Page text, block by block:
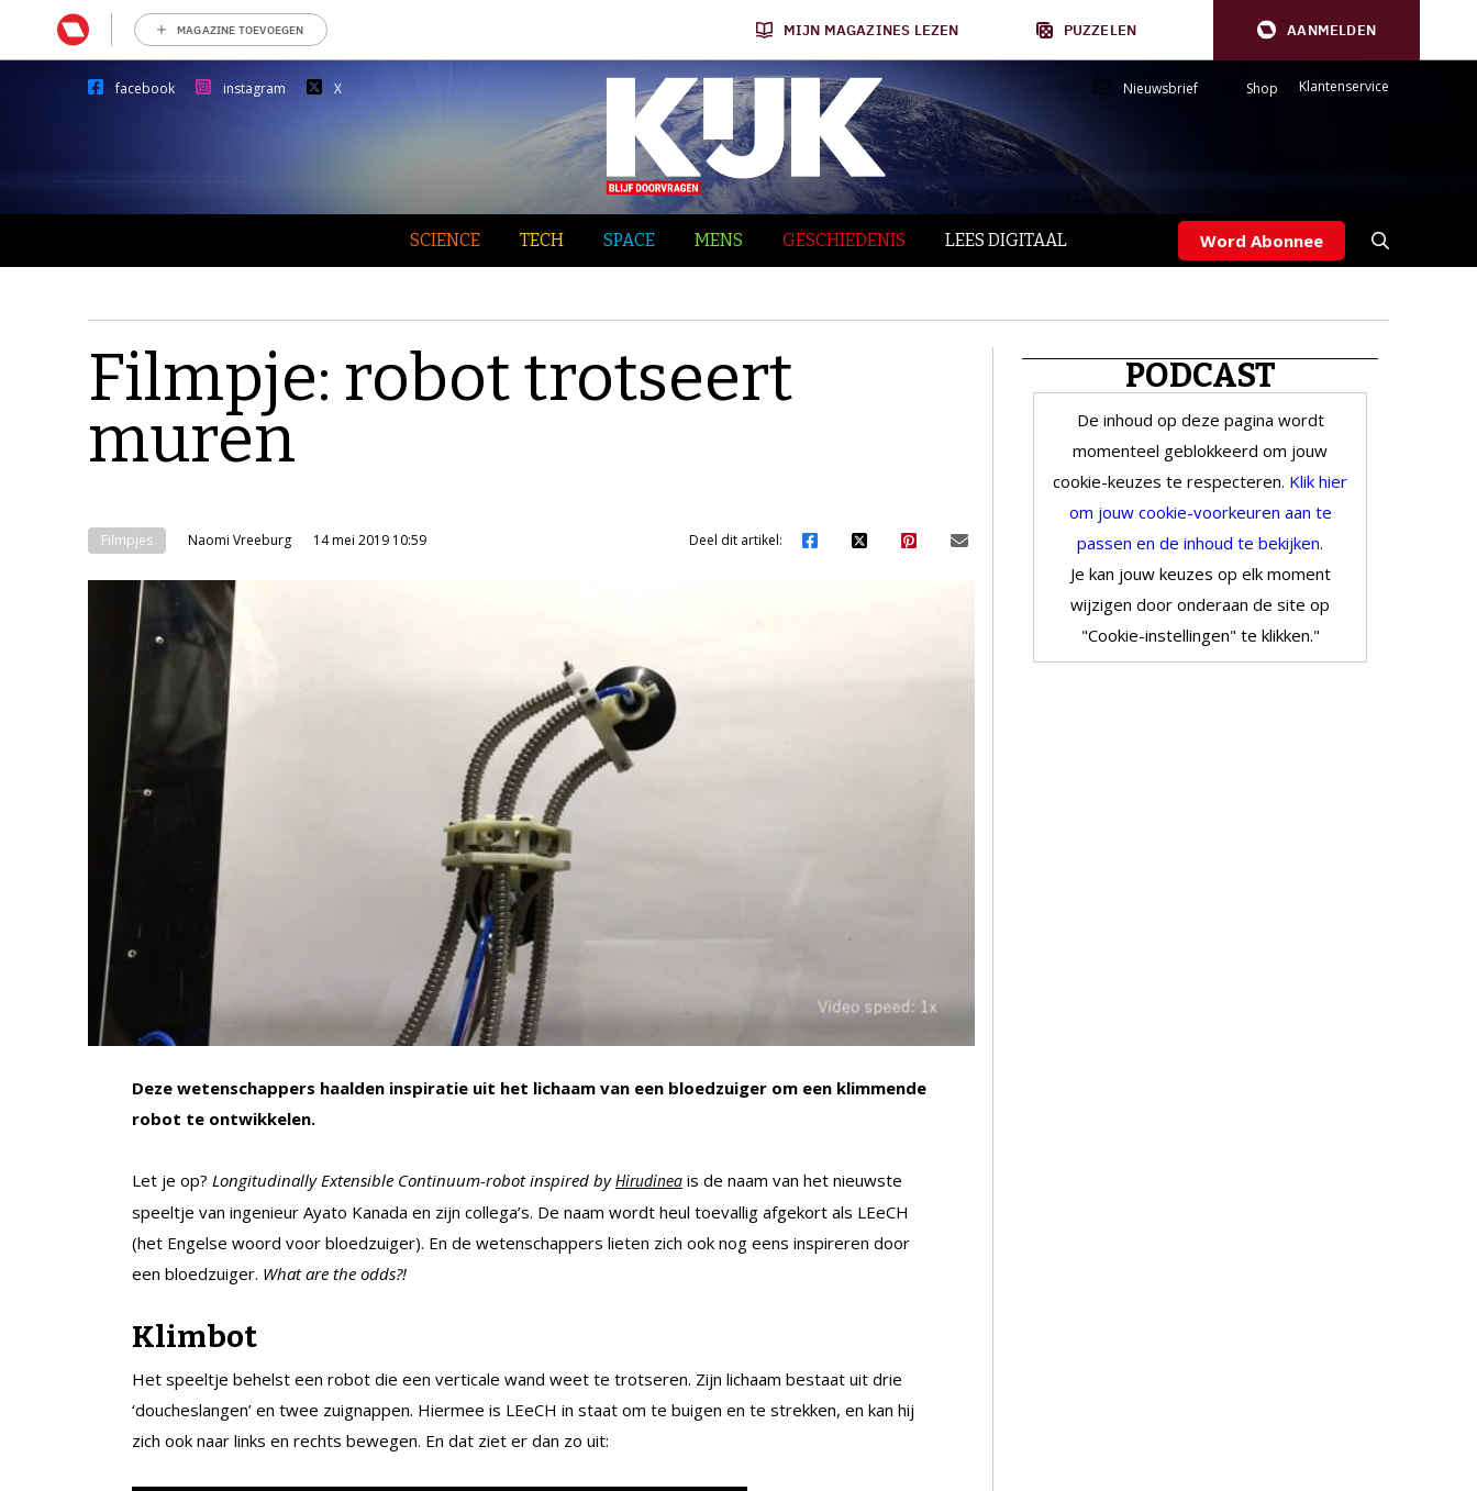
MAGAZINE TOEVOEGEN MIJN MAGAZINES LEZEN PUZZELEN AANMELDEN
facebook instagram X Nieuwsbrief Shop Klantenservice
SCIENCE TECH SPACE MENS GESCHIEDENIS LEES DIGITAAL Word Abonnee
Filmpje: robot trotseert
muren
Filmpjes Naomi Vreeburg 14 mei 2019 10:59 Deel dit artikel:
Deze wetenschappers haalden inspiratie uit het lichaam van een bloedzuiger om een klimmende
robot te ontwikkelen.
Let je op? Longitudinally Extensible Continuum-robot inspired byHirudinea is de naam van het nieuwste
speeltje van ingenieur Ayato Kanada en zijn collega’s. De naam wordt heul toevallig afgekort als LEeCH
(het Engelse woord voor bloedzuiger). En de wetenschappers lieten zich ook nog eens inspireren door
een bloedzuiger. What are the odds?!
Klimbot
Het speeltje behelst een robot die een verticale wand weet te trotseren. Zijn lichaam bestaat uit drie
‘doucheslangen’ en twee zuignappen. Hiermee is LEeCH in staat om te buigen en te strekken, en kan hij
zich ook naar links en rechts bewegen. En dat ziet er dan zo uit:
PODCAST
De inhoud op deze pagina wordt
momenteel geblokkeerd om jouw
cookie-keuzes te respecteren. Klik hier
om jouw cookie-voorkeuren aan te
passen en de inhoud te bekijken.
Je kan jouw keuzes op elk moment
wijzigen door onderaan de site op
"Cookie-instellingen" te klikken."